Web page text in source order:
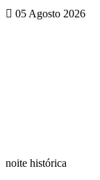
05 Agosto 2026
noite histórica